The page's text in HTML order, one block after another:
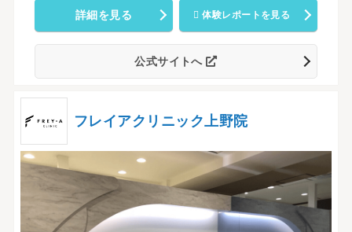
詳細を見る 体験レポートを見る
公式サイトへ
フレイアクリニック上野院